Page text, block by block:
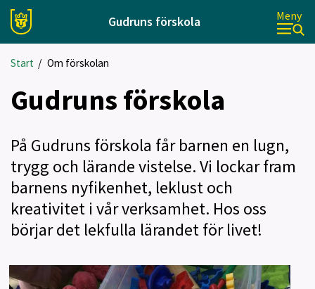
Gudruns förskola Meny
Start / Om förskolan
Gudruns förskola
På Gudruns förskola får barnen en lugn,
trygg och lärande vistelse. Vi lockar fram
barnens nyfikenhet, leklust och
kreativitet i vår verksamhet. Hos oss
börjar det lekfulla lärandet för livet!